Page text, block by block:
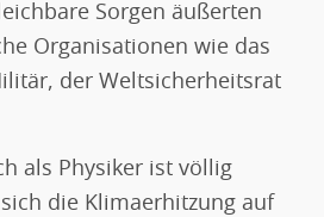
Sorgen äußerten
Organisationen wie das
der Weltsicherheitsrat
als Physiker ist völlig
die Klimaerhitzung auf